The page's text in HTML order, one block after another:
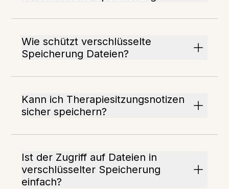
Wie schützt verschlüsselte
Speicherung Dateien?
Kann ich Therapiesitzungsnotizen
sicher speichern?
Ist der Zugriff auf Dateien in
verschlüsselter Speicherung
einfach?